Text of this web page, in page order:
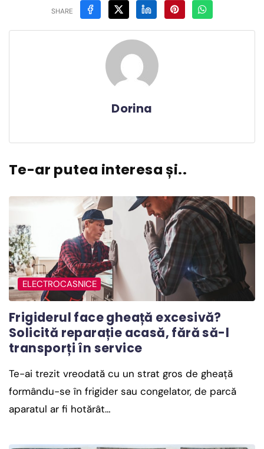
SHARE
Dorina
Te-ar putea interesa și..
ELECTROCASNICE
Frigiderul face gheață excesivă?
Solicită reparație acasă, fără să-l
transporți în service
Te-ai trezit vreodată cu un strat gros de gheață
formându-se în frigider sau congelator, de parcă
aparatul ar fi hotărât…